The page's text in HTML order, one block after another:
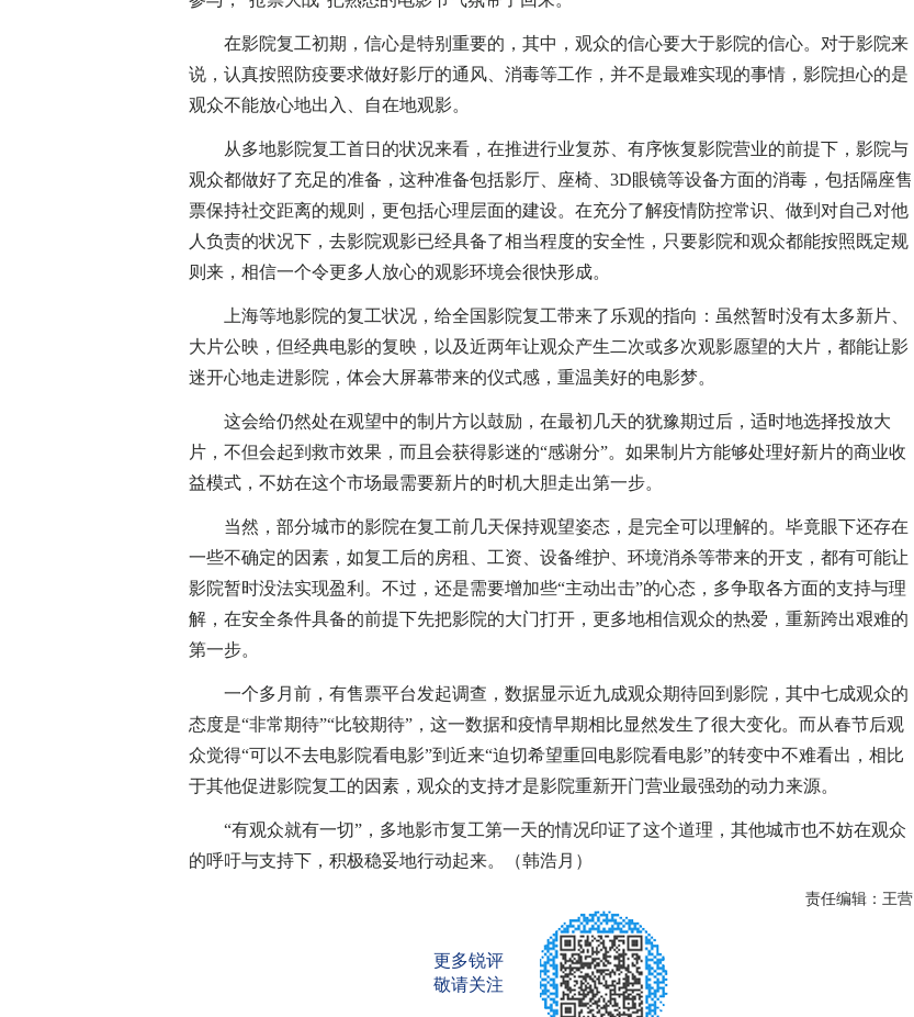
在影院复工初期，信心是特别重要的，其中，观众的信心要大于影院的信心。对于影院来
说，认真按照防疫要求做好影厅的通风、消毒等工作，并不是最难实现的事情，影院担心的是
观众不能放心地出入、自在地观影。
从多地影院复工首日的状况来看，在推进行业复苏、有序恢复影院营业的前提下，影院与
观众都做好了充足的准备，这种准备包括影厅、座椅、3D眼镜等设备方面的消毒，包括隔座售
票保持社交距离的规则，更包括心理层面的建设。在充分了解疫情防控常识、做到对自己对他
人负责的状况下，去影院观影已经具备了相当程度的安全性，只要影院和观众都能按照既定规
则来，相信一个令更多人放心的观影环境会很快形成。
上海等地影院的复工状况，给全国影院复工带来了乐观的指向：虽然暂时没有太多新片、
大片公映，但经典电影的复映，以及近两年让观众产生二次或多次观影愿望的大片，都能让影
迷开心地走进影院，体会大屏幕带来的仪式感，重温美好的电影梦。
这会给仍然处在观望中的制片方以鼓励，在最初几天的犹豫期过后，适时地选择投放大
片，不但会起到救市效果，而且会获得影迷的“感谢分”。如果制片方能够处理好新片的商业收
益模式，不妨在这个市场最需要新片的时机大胆走出第一步。
当然，部分城市的影院在复工前几天保持观望姿态，是完全可以理解的。毕竟眼下还存在
一些不确定的因素，如复工后的房租、工资、设备维护、环境消杀等带来的开支，都有可能让
影院暂时没法实现盈利。不过，还是需要增加些“主动出击”的心态，多争取各方面的支持与理
解，在安全条件具备的前提下先把影院的大门打开，更多地相信观众的热爱，重新跨出艰难的
第一步。
一个多月前，有售票平台发起调查，数据显示近九成观众期待回到影院，其中七成观众的
态度是“非常期待”“比较期待”，这一数据和疫情早期相比显然发生了很大变化。而从春节后观
众觉得“可以不去电影院看电影”到近来“迫切希望重回电影院看电影”的转变中不难看出，相比
于其他促进影院复工的因素，观众的支持才是影院重新开门营业最强劲的动力来源。
“有观众就有一切”，多地影市复工第一天的情况印证了这个道理，其他城市也不妨在观众
的呼吁与支持下，积极稳妥地行动起来。（韩浩月）
责任编辑：王营
更多锐评
敬请关注